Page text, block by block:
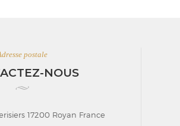
postale
NOUS
17200 Royan France